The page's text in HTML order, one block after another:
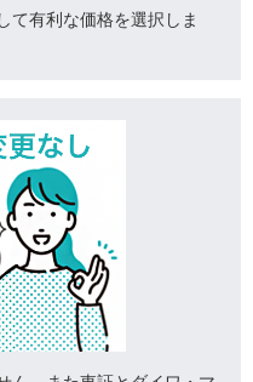
て有利な価格を選択しま